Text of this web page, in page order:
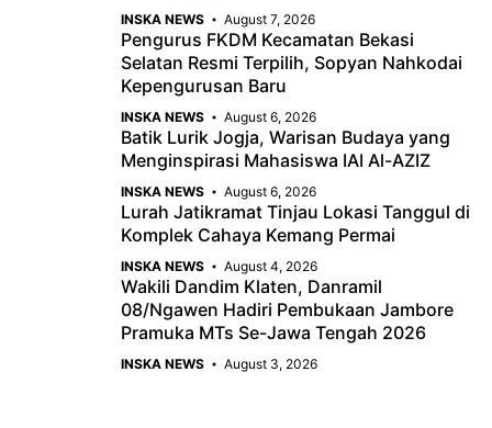
INSKA NEWS August 7, 2026
Pengurus FKDM Kecamatan Bekasi
Selatan Resmi Terpilih, Sopyan Nahkodai
Kepengurusan Baru
INSKA NEWS August 6, 2026
Batik Lurik Jogja, Warisan Budaya yang
Menginspirasi Mahasiswa IAI Al-AZIZ
INSKA NEWS August 6, 2026
Lurah Jatikramat Tinjau Lokasi Tanggul di
Komplek Cahaya Kemang Permai
INSKA NEWS August 4, 2026
Wakili Dandim Klaten, Danramil
08/Ngawen Hadiri Pembukaan Jambore
Pramuka MTs Se-Jawa Tengah 2026
INSKA NEWS August 3, 2026